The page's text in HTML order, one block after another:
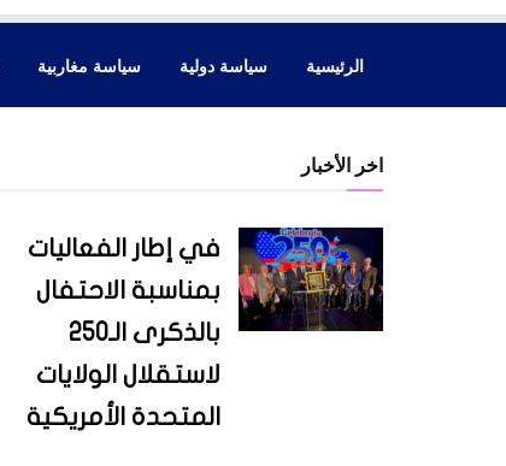
الرئيسية سياسة دولية سياسة مغاربية
اخر الأخبار
في إطار الفعاليات
بمناسبة الاحتفال
بالذكرى الـ250
لاستقلال الولايات
المتحدة الأمريكية